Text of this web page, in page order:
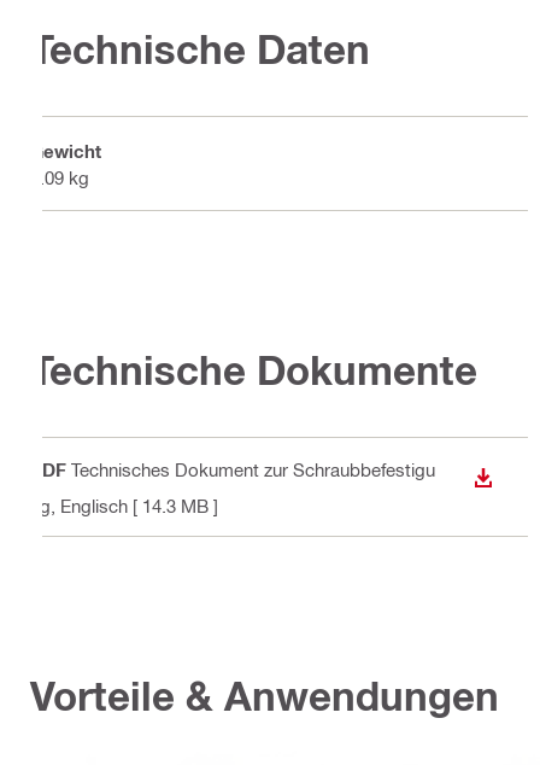
Technische Daten
Gewicht
0.09 kg
Technische Dokumente
PDF Technisches Dokument zur Schraubbefestigu
ng , Englisch [ 14.3 MB ]
Vorteile & Anwendungen